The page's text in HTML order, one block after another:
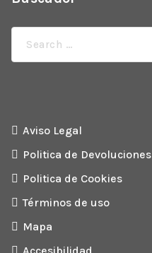
Aviso Legal
Politica de Devoluciones
Politica de Cookies
Términos de uso
Mapa